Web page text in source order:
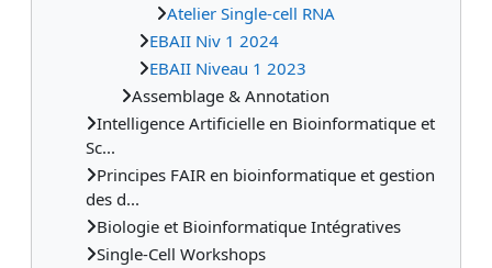
Atelier Single-cell RNA
EBAII Niv 1 2024
EBAII Niveau 1 2023
Assemblage & Annotation
Intelligence Artificielle en Bioinformatique et
Sc...
Principes FAIR en bioinformatique et gestion
des d...
Biologie et Bioinformatique Intégratives
Single-Cell Workshops